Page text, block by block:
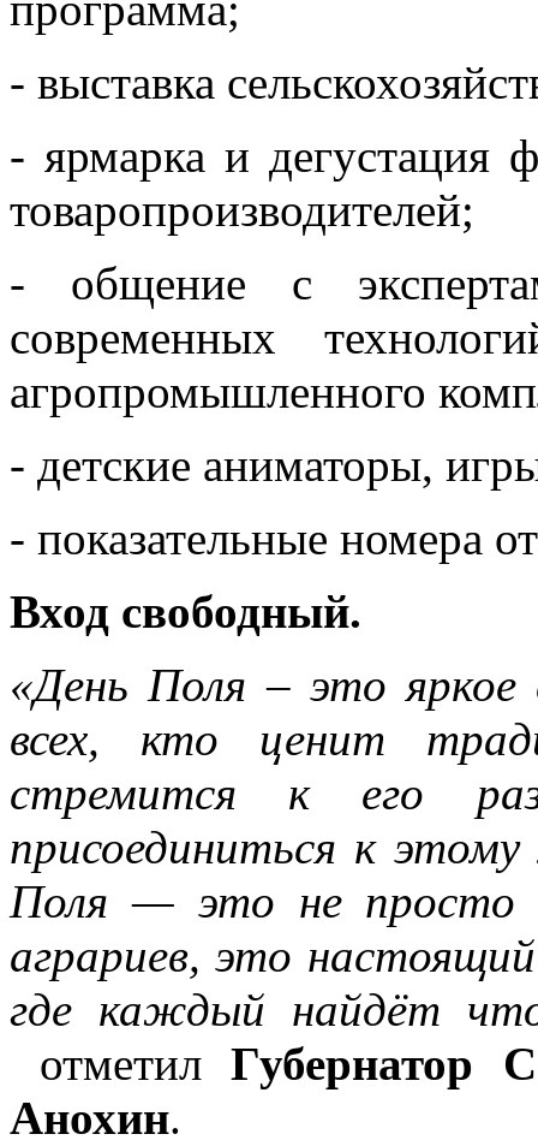
- выставка
- ярмарка и дегустация
товаропроизводителей;
- общение с
современных
агропромышленного
- детские аниматоры,
- показательные номера
Вход свободный.
«День Поля– это яркое
всех, кто ценит
стремится к его
присоединиться к
Поля — это не просто
аграриев, это
где каждый найдёт
отметилГубернатор
Анохин.